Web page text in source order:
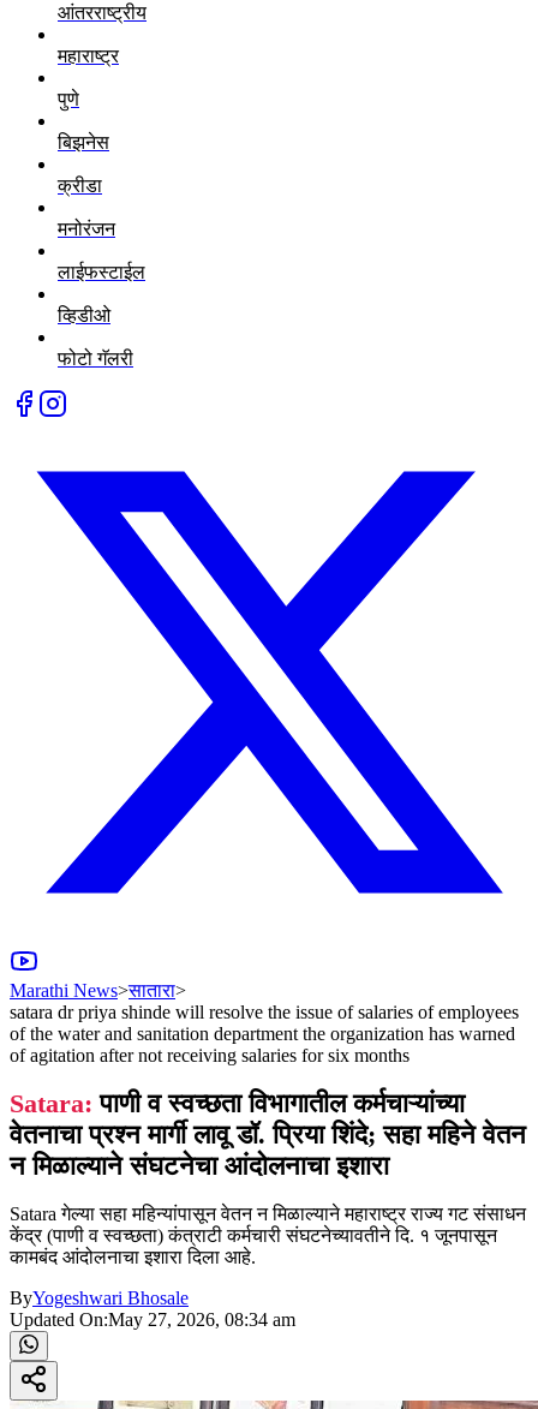
आंतरराष्ट्रीय
महाराष्ट्र
पुणे
बिझनेस
क्रीडा
मनोरंजन
लाईफस्टाईल
व्हिडीओ
फोटो गॅलरी
Marathi News>सातारा>
satara dr priya shinde will resolve the issue of salaries of employees
of the water and sanitation department the organization has warned
of agitation after not receiving salaries for six months
Satara: पाणी व स्वच्छता विभागातील कर्मचाऱ्यांच्या
वेतनाचा प्रश्न मार्गी लावू डॉ. प्रिया शिंदे; सहा महिने वेतन
न मिळाल्याने संघटनेचा आंदोलनाचा इशारा
Satara गेल्या सहा महिन्यांपासून वेतन न मिळाल्याने महाराष्ट्र राज्य गट संसाधन
केंद्र (पाणी व स्वच्छता) कंत्राटी कर्मचारी संघटनेच्यावतीने दि. १ जूनपासून
कामबंद आंदोलनाचा इशारा दिला आहे.
ByYogeshwari Bhosale
Updated On:May 27, 2026, 08:34 am